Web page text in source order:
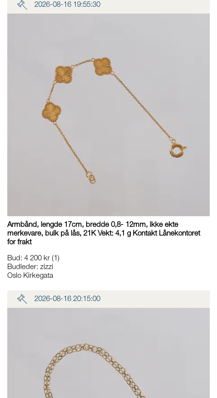
2026-08-16 19:55:30
Armbånd, lengde 17cm, bredde 0,8- 12mm, ikke ekte
merkevare, bulk på lås, 21K Vekt: 4,1 g Kontakt Lånekontoret
for frakt
Bud: 4 200 kr (1)
Budleder: zizzi
Oslo Kirkegata
2026-08-16 20:15:00